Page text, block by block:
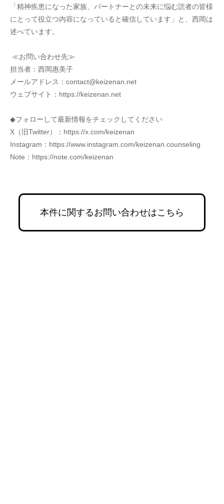
「精神疾患になった家族、パートナーとの未来に悩む読者の皆様
にとって役立つ内容になっていると確信しています」と、西岡は
述べています。
≪お問い合わせ先≫
担当者：西岡惠美子
メールアドレス：contact@keizenan.net
ウェブサイト：https://keizenan.net
◆フォローして最新情報をチェックしてください
X（旧Twitter）：https://x.com/keizenan
Instagram：https://www.instagram.com/keizenan.counseling
Note：https://note.com/keizenan
本件に関するお問い合わせはこちら